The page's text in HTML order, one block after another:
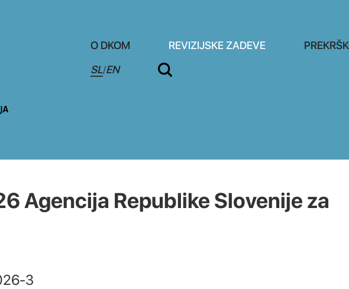
O DKOM REVIZIJSKE ZADEVE
SL/EN
Agencija Republike Slovenije za
3